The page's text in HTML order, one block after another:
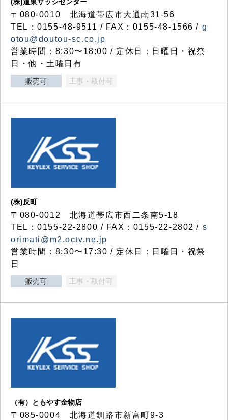
〒080-0010 北海道帯広市大通南31-56
TEL：0155-48-9511 / FAX：0155-48-1566 / g
otou@doutou-sc.co.jp
営業時間：8:30〜18:00 / 定休日：日曜日・祝祭
日・他・土曜日有
販売可 工事・取付可
(株)反町
〒080-0012 北海道帯広市西二条南5-18
TEL：0155-22-2800 / FAX：0155-22-2802 / s
orimati@m2.octv.ne.jp
営業時間：8:30〜17:30 / 定休日：日曜日・祝祭
日
販売可 工事・取付可
（有）ともやす金物店
〒085-0004 北海道釧路市新富町9-3